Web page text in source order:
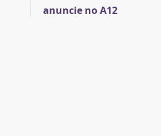
anuncie no A12